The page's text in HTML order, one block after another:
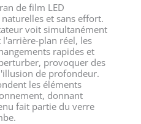
de film LED
et sans effort.
voit simultanément
plan réel, les
rapides et
provoquer des
de profondeur.
les éléments
donnant
fait partie du verre